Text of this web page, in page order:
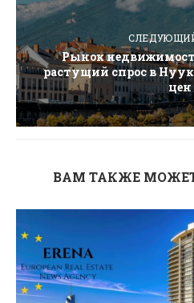
Рынок
растущий спрос в
цен
ВАМ ТАКЖЕ